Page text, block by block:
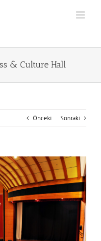
& Culture Hall
Önceki Sonraki